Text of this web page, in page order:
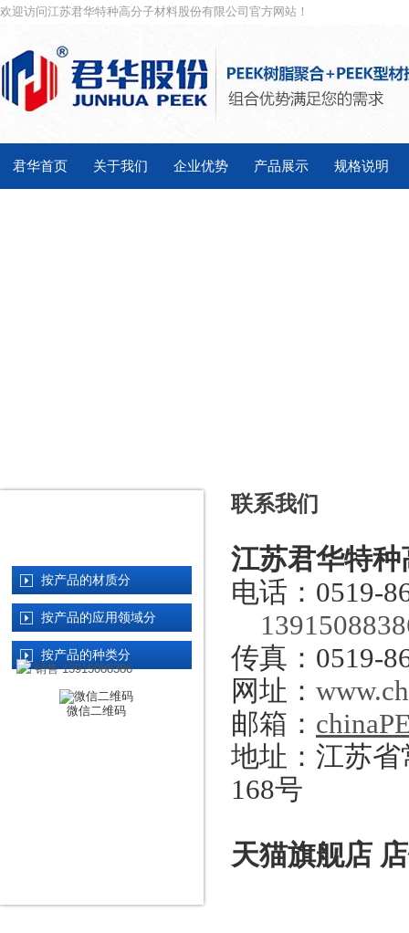
欢迎访问江苏君华特种高分子材料股份有限公司官方网站！
君华首页 关于我们 企业优势 产品展示 规格说明
按产品的材质分
按产品的应用领域分
按产品的种类分
产品搜索
联系我们
江苏君华特
电话： 0519-
传真： 0519-
网址：
邮箱：
地址：江苏
168号
天猫旗舰店
销售 13915088386
微信二维码